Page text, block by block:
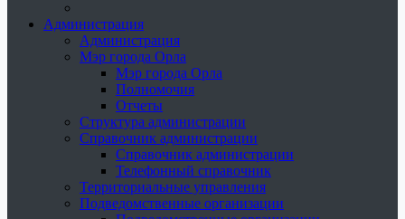
Администрация
Администрация
Мэр города Орла
Мэр города Орла
Полномочия
Отчеты
Структура администрации
Справочник администрации
Справочник администрации
Телефонный справочник
Территориальные управления
Подведомственные организации